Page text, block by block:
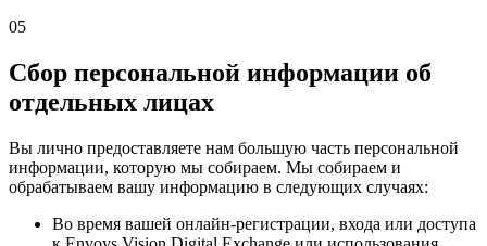
05
Сбор персональной информации об
отдельных лицах
Вы лично предоставляете нам большую часть персональной
информации, которую мы собираем. Мы собираем и
обрабатываем вашу информацию в следующих случаях:
Во время вашей онлайн-регистрации, входа или доступа